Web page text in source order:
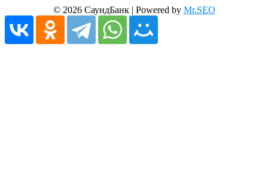
© 2026 СаундБанк | Powered by Mr.SEO